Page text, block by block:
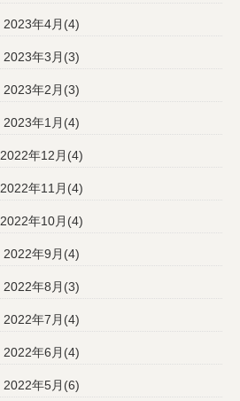
2023年4月(4)
2023年3月(3)
2023年2月(3)
2023年1月(4)
2022年12月(4)
2022年11月(4)
2022年10月(4)
2022年9月(4)
2022年8月(3)
2022年7月(4)
2022年6月(4)
2022年5月(6)